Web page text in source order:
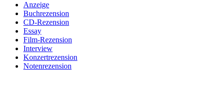
Anzeige
Buchrezension
CD-Rezension
Essay
Film-Rezension
Interview
Konzertrezension
Notenrezension